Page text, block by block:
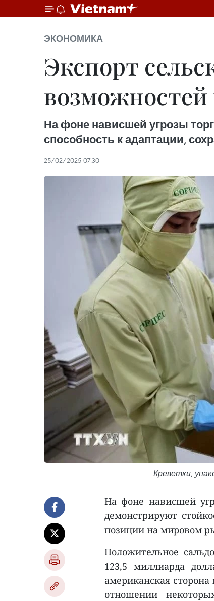
ЭКОНОМИКА
Экспорт
На фоне нависшей угрозы
способность к адаптации,
25/02/2025 07:30
Креветки,
На фоне нависшей
демонстрируют
позиции на мировом
Положительное
123,5 миллиарда
американская
отношении